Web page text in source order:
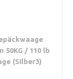
/ 110 lb
(Silber3)